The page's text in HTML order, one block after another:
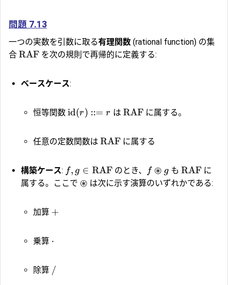
問題 7.13
一つの実数を引数に取る有理関数 (rational function) の集
合 RAF を次の規則で再帰的に定義する:
ベースケース:
恒等関数 id(r) ::= r は RAFに属する。
任意の定数関数は RAF に属する
構築ケース: f, g ∈ RAFのとき、 f ⊛ g もRAF に
属する。ここで ⊛ は次に示す演算のいずれかである:
加算 +
乗算 ⋅
除算 /